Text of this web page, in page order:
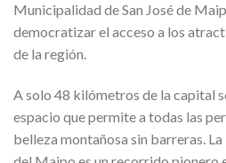
Municipalidad de San José de
democratizar el acceso a los
de la región.
A solo 48 kilómetros de la capital
espacio que permite a todas las
belleza montañosa sin barreras.